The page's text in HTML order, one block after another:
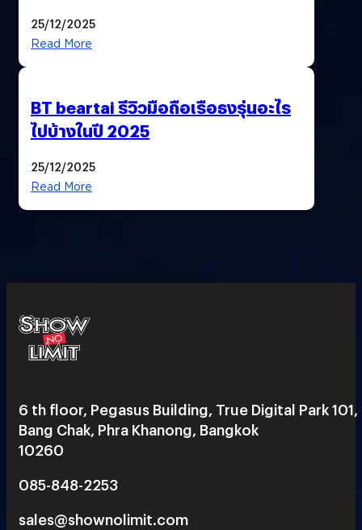
25/12/2025
Read More
BT beartai รีวิวมือถือเรือธงรุ่นอะไร
ไปบ้างในปี 2025
25/12/2025
Read More
6 th floor, Pegasus Building, True Digital Park 101,
Bang Chak, Phra Khanong, Bangkok
10260
085-848-2253
sales@shownolimit.com